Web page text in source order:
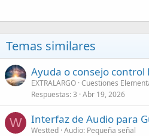
Temas similares
Ayuda o consejo control
EXTRALARGO Cuestiones
Respuestas 3 Abr 19, 2026
W Interfaz de Audio para
Westted Audio: Pequeña señal